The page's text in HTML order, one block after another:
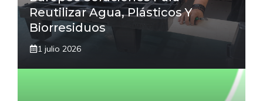
Reutilizar Agua, Plásticos Y
Biorresiduos
1 julio 2026